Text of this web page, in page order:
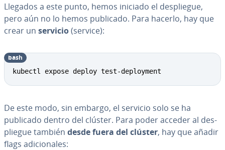
Llegados a este punto, hemos iniciado el de­s­plie­gue,
pero aún no lo hemos publicado. Para hacerlo, hay que
crear un servicio(service):
kubectl expose deploy test-deployment
bash
De este modo, sin embargo, el servicio solo se ha
publicado dentro del clúster. Para poder acceder al de­s­
plie­gue también desde fuera del clúster, hay que añadir
flags adi­cio­na­les: